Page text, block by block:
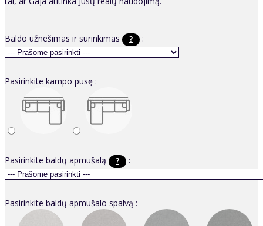
Baldo užnešimas ir surinkimas ? :
Pasirinkite kampo pusę :
Pasirinkite baldų apmušalą ? :
Pasirinkite baldų apmušalo spalvą :